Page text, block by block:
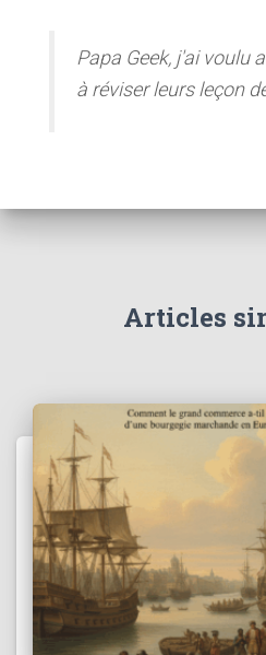
Papa Geek, j'ai voulu
à réviser leurs leçon
Articles